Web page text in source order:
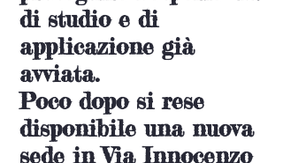
di studio e di
applicazione già
avviata.
Poco dopo si rese
disponibile una nuova
sede in Via Innocenzo